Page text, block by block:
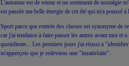
L'automne est de retour et un sentiment de nostalgie
est passée ma belle énergie de cet été qui m'a poussé
Sport parce que rentrée des classes est synonyme de
car j'ai tendance à faire passer les autres avant moi et
quotidients... Les premiers jours j'ai réussi a
m'apperçois que je redeviens une "insatisfaite".